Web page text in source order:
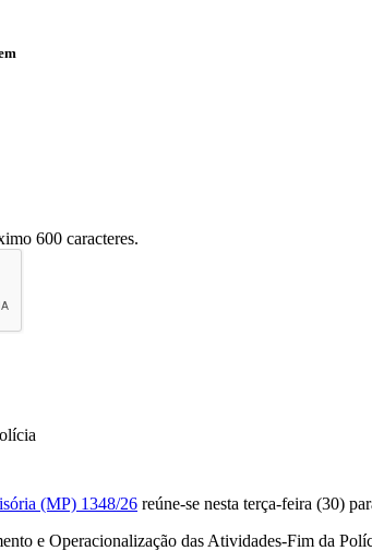
600 caracteres.
(MP) 1348/26 reúne-se nesta terça-feira (30)
e Operacionalização das Atividades-Fim da